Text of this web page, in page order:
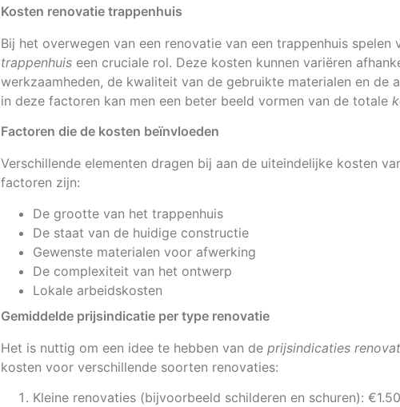
Kosten renovatie trappenhuis
Bij het overwegen van een renovatie van een trappenhuis spelen
trappenhuis een cruciale rol. Deze kosten kunnen variëren
werkzaamheden, de kwaliteit van de gebruikte materialen en de
in deze factoren kan men een beter beeld vormen van de totale
Factoren die de kosten beïnvloeden
Verschillende elementen dragen bij aan de uiteindelijke kosten
factoren zijn:
De grootte van het trappenhuis
De staat van de huidige constructie
Gewenste materialen voor afwerking
De complexiteit van het ontwerp
Lokale arbeidskosten
Gemiddelde prijsindicatie per type renovatie
Het is nuttig om een idee te hebben van de prijsindicaties
kosten voor verschillende soorten renovaties:
Kleine renovaties (bijvoorbeeld schilderen en schuren):